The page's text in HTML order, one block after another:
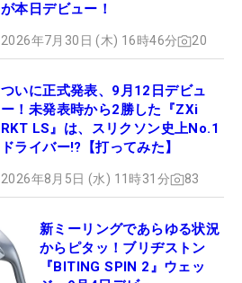
が本日デビュー！
2026年7月30日 (木) 16時46分 20
ついに正式発表、9月12日デビュ
ー！未発表時から2勝した『ZXi
RKT LS』は、スリクソン史上No.1
ドライバー!?【打ってみた】
2026年8月5日 (水) 11時31分 83
新ミーリングであらゆる状況
からピタッ！ブリヂストン
『BITING SPIN 2』ウェッ